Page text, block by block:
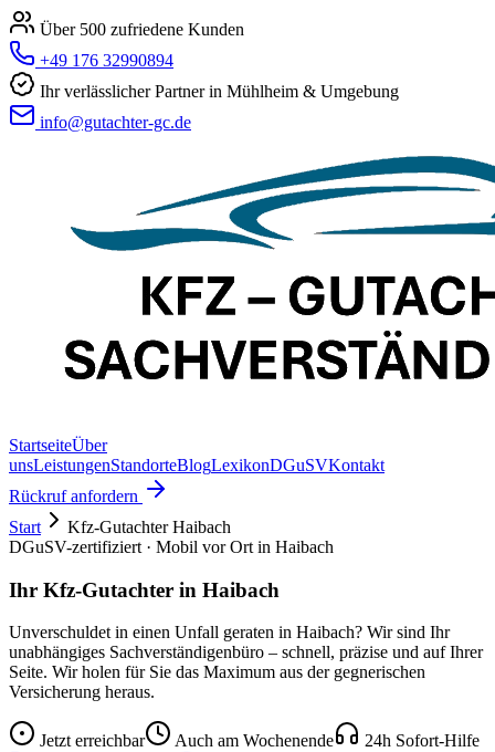
Über 500 zufriedene Kunden
+49 176 32990894
Ihr verlässlicher Partner in Mühlheim & Umgebung
info@gutachter-gc.de
StartseiteÜber
unsLeistungenStandorteBlogLexikonDGuSVKontakt
Rückruf anfordern
Start
Kfz-GutachterHaibach
DGuSV-zertifiziert · Mobil vor Ort in Haibach
Ihr Kfz-Gutachter in Haibach
Unverschuldet in einen Unfall geraten in Haibach? Wir sind Ihr
unabhängiges Sachverständigenbüro – schnell, präzise und auf Ihrer
Seite. Wir holen für Sie das Maximum aus der gegnerischen
Versicherung heraus.
Jetzt erreichbar Auch am Wochenende
24h Sofort-Hilfe